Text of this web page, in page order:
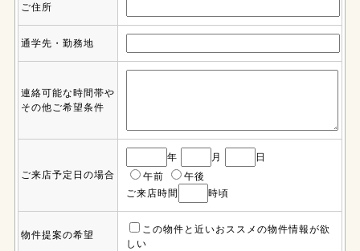
ご住所
通学先・勤務地
連絡可能な時間帯や
その他ご希望条件
ご来店予定日の場合
年 月
日
午前
午後
ご来店時間
時頃
物件提案の希望
この物件と近いおススメの物件情報が欲
しい